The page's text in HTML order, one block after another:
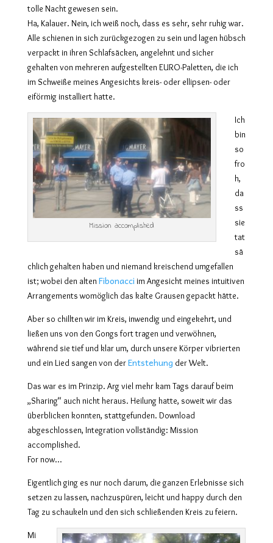
tolle Nacht gewesen sein.
Ha, Kalauer. Nein, ich weiß noch, dass es sehr, sehr ruhig war.
Alle schienen in sich zurückgezogen zu sein und lagen hübsch
verpackt in ihren Schlafsäcken, angelehnt und sicher
gehalten von mehreren aufgestellten EURO-Paletten, die ich
im Schweiße meines Angesichts kreis- oder ellipsen- oder
eiförmig installiert hatte.
Mission accomplished
Ich
bin
so
fro
h,
da
ss
sie
tat
sä
chlich gehalten haben und niemand kreischend umgefallen
ist; wobei den alten Fibonacci im Angesicht meines intuitiven
Arrangements womöglich das kalte Grausen gepackt hätte.
Aber so chillten wir im Kreis, inwendig und eingekehrt, und
ließen uns von den Gongs fort tragen und verwöhnen,
während sie tief und klar um, durch unsere Körper vibrierten
und ein Lied sangen von derEntstehung der Welt.
Das war es im Prinzip. Arg viel mehr kam Tags darauf beim
„Sharing“ auch nicht heraus. Heilung hatte, soweit wir das
überblicken konnten, stattgefunden. Download
abgeschlossen, Integration vollständig: Mission
accomplished.
For now…
Eigentlich ging es nur noch darum, die ganzen Erlebnisse sich
setzen zu lassen, nachzuspüren, leicht und happy durch den
Tag zu schaukeln und den sich schließenden Kreis zu feiern.
Mi